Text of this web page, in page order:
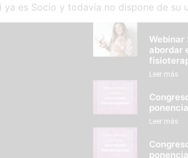
es Socio y todavía no dispone de su
Webinar
abordar
Leer más
Leer más